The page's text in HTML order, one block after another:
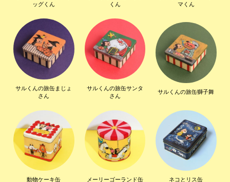
ッグくん
くん
マくん
サルくんの旅缶まじょ
さん
サルくんの旅缶サンタ
さん
サルくんの旅缶獅子舞
動物ケーキ缶 メーリーゴーランド缶 ネコとリス缶